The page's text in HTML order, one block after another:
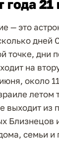
года
— это
дней
точке, дни
на
около
летом
выходит из
Близнецов
семьи и